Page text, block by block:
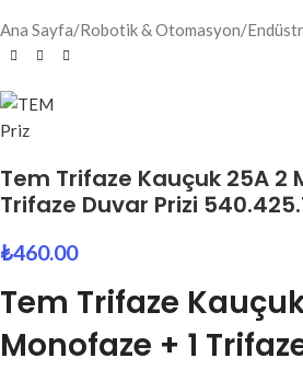
Ana Sayfa/Robotik & Otomasyon/
Tem Trifaze Kauçuk 25A 2
Trifaze Duvar Prizi
₺460.00
Tem Trifaze
Monofaze + 1